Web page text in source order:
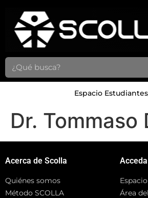
Espacio Estudiantes
Dr. Tommaso
Acerca de Scolla
Quiénes somos
Método SCOLLA
Área